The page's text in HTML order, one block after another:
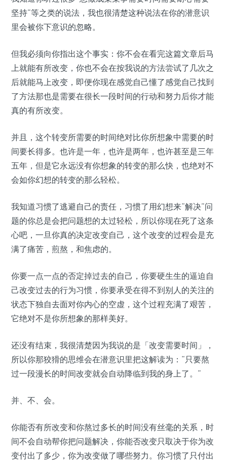
坚持”等之类的说法，我也很清楚这种说法在你的潜意识
里会被你下意识的忽略。
但我必须向你指出这个事实：你不会在看完这篇文章后马
上就能有所改变，你也不会在按我说的方法尝试了几次之
后就能马上改变，即便你现在感觉自己懂了感觉自己找到
了方法那也是需要在很长一段时间的行动和努力后你才能
真的有所改变。
并且，这个转变所需要的时间绝对比你所想象中需要的时
间要长得多。也许是一年，也许是两年，也许甚至是三年
五年，但是它永远没有你想象的转变的那么快，也绝对不
会如你幻想的转变的那么轻松。
我知道习惯了逃避自己的责任，习惯了用幻想来“解决”问
题的你总是会把问题想的太过轻松，所以你现在死了这条
心吧，一旦你真的决定改变自己，这个改变的过程会是充
满了痛苦，煎熬，和焦虑的。
你要一点一点的否定掉过去的自己，你要硬生生的逼迫自
己改变过去的行为习惯，你要承受在得不到别人的关注的
状态下独自去面对你内心的空虚，这个过程充满了艰苦，
它绝对不是你所想象的那样美好。
还没有结束，我很清楚因为我说的是「改变需要时间」，
所以你那狡猾的思维会在潜意识里把这解读为：“只要熬
过一段漫长的时间改变就会自动降临到我的身上了。”
并、不、会。
你能否有所改变和你熬过多长的时间没有丝毫的关系，时
间不会自动帮你把问题解决，你能否改变只取决于你为改
变付出了多少，你为改变做了哪些努力。你习惯了只付出